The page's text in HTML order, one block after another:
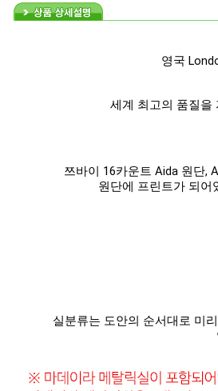
영국
세계 최고의 품질을
쯔바이 16카운트 Aida 원단,
원단에 프린트가 되어
실분류는 도안의 순서대로 미